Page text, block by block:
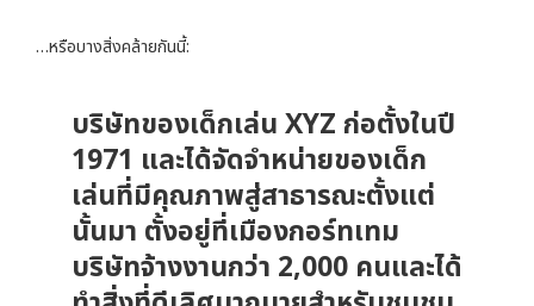
…หรือบางสิ่งคล้ายกันนี้:
บริษัทของเด็กเล่น XYZ ก่อตั้งในปี
1971 และได้จัดจำหน่ายของเด็ก
เล่นที่มีคุณภาพสู่สาธารณะตั้งแต่
นั้นมา ตั้งอยู่ที่เมืองกอร์ทเทม
บริษัทจ้างงานกว่า 2,000 คนและได้